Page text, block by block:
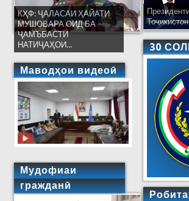
КҲФ: ҶАЛАСАИ ҲАЙАТИ
МУШОВАРА ОИД БА
ҶАМЪБАСТИ
НАТИҶАҲОИ...
Маводҳои видеоӣ
Мудофиаи
гражданӣ
30